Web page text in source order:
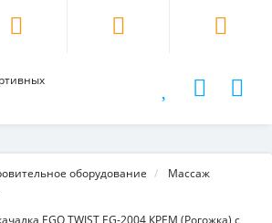
оборудование
Массаж